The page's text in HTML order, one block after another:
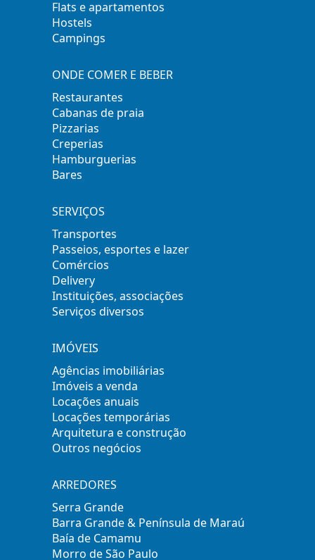
Flats e apartamentos
Hostels
Campings
ONDE COMER E BEBER
Restaurantes
Cabanas de praia
Pizzarias
Creperias
Hamburguerias
Bares
SERVIÇOS
Transportes
Passeios, esportes e lazer
Comércios
Delivery
Instituições, associações
Serviços diversos
IMÓVEIS
Agências imobiliárias
Imóveis a venda
Locações anuais
Locações temporárias
Arquitetura e construção
Outros negócios
ARREDORES
Serra Grande
Barra Grande & Península de Maraú
Baía de Camamu
Morro de São Paulo